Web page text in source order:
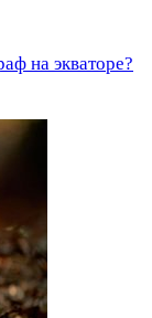
на экваторе?